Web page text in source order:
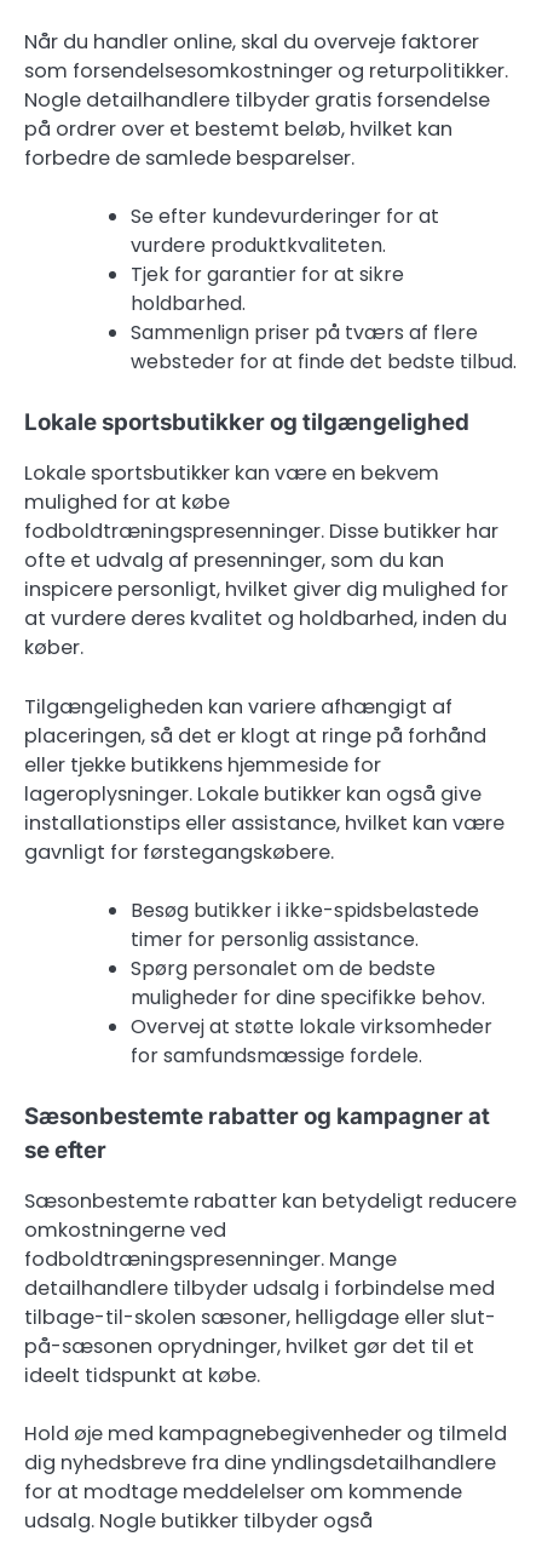
Når du handler online, skal du overveje faktorer
som forsendelsesomkostninger og returpolitikker.
Nogle detailhandlere tilbyder gratis forsendelse
på ordrer over et bestemt beløb, hvilket kan
forbedre de samlede besparelser.
Se efter kundevurderinger for at
vurdere produktkvaliteten.
Tjek for garantier for at sikre
holdbarhed.
Sammenlign priser på tværs af flere
websteder for at finde det bedste tilbud.
Lokale sportsbutikker og tilgængelighed
Lokale sportsbutikker kan være en bekvem
mulighed for at købe
fodboldtræningspresenninger. Disse butikker har
ofte et udvalg af presenninger, som du kan
inspicere personligt, hvilket giver dig mulighed for
at vurdere deres kvalitet og holdbarhed, inden du
køber.
Tilgængeligheden kan variere afhængigt af
placeringen, så det er klogt at ringe på forhånd
eller tjekke butikkens hjemmeside for
lageroplysninger. Lokale butikker kan også give
installationstips eller assistance, hvilket kan være
gavnligt for førstegangskøbere.
Besøg butikker i ikke-spidsbelastede
timer for personlig assistance.
Spørg personalet om de bedste
muligheder for dine specifikke behov.
Overvej at støtte lokale virksomheder
for samfundsmæssige fordele.
Sæsonbestemte rabatter og kampagner at
se efter
Sæsonbestemte rabatter kan betydeligt reducere
omkostningerne ved
fodboldtræningspresenninger. Mange
detailhandlere tilbyder udsalg i forbindelse med
tilbage-til-skolen sæsoner, helligdage eller slut-
på-sæsonen oprydninger, hvilket gør det til et
ideelt tidspunkt at købe.
Hold øje med kampagnebegivenheder og tilmeld
dig nyhedsbreve fra dine yndlingsdetailhandlere
for at modtage meddelelser om kommende
udsalg. Nogle butikker tilbyder også